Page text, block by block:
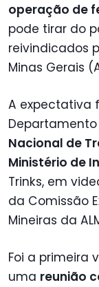
operação de
pode tirar do
reivindicados
Minas Gerais
A expectativa
Departamento
Nacional de
Ministério de
Trinks, em
da Comissão
Mineiras da
Foi a primeira
uma reunião